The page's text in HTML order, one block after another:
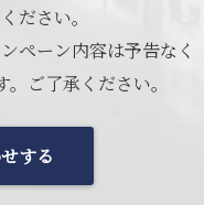
ださい。
ペーン内容は予告なく
ご了承ください。
する